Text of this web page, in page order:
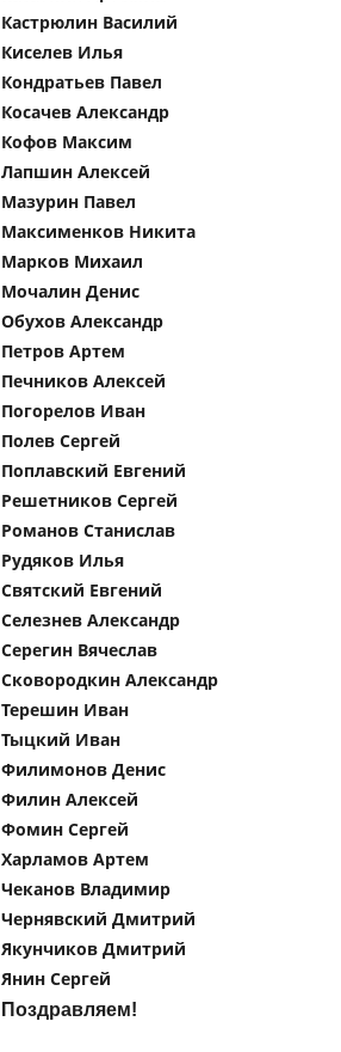
Кастрюлин Василий
Киселев Илья
Кондратьев Павел
Косачев Александр
Кофов Максим
Лапшин Алексей
Мазурин Павел
Максименков Никита
Марков Михаил
Мочалин Денис
Обухов Александр
Петров Артем
Печников Алексей
Погорелов Иван
Полев Сергей
Поплавский Евгений
Решетников Сергей
Романов Станислав
Рудяков Илья
Святский Евгений
Селезнев Александр
Серегин Вячеслав
Сковородкин Александр
Терешин Иван
Тыцкий Иван
Филимонов Денис
Филин Алексей
Фомин Сергей
Харламов Артем
Чеканов Владимир
Чернявский Дмитрий
Якунчиков Дмитрий
Янин Сергей
Поздравляем!